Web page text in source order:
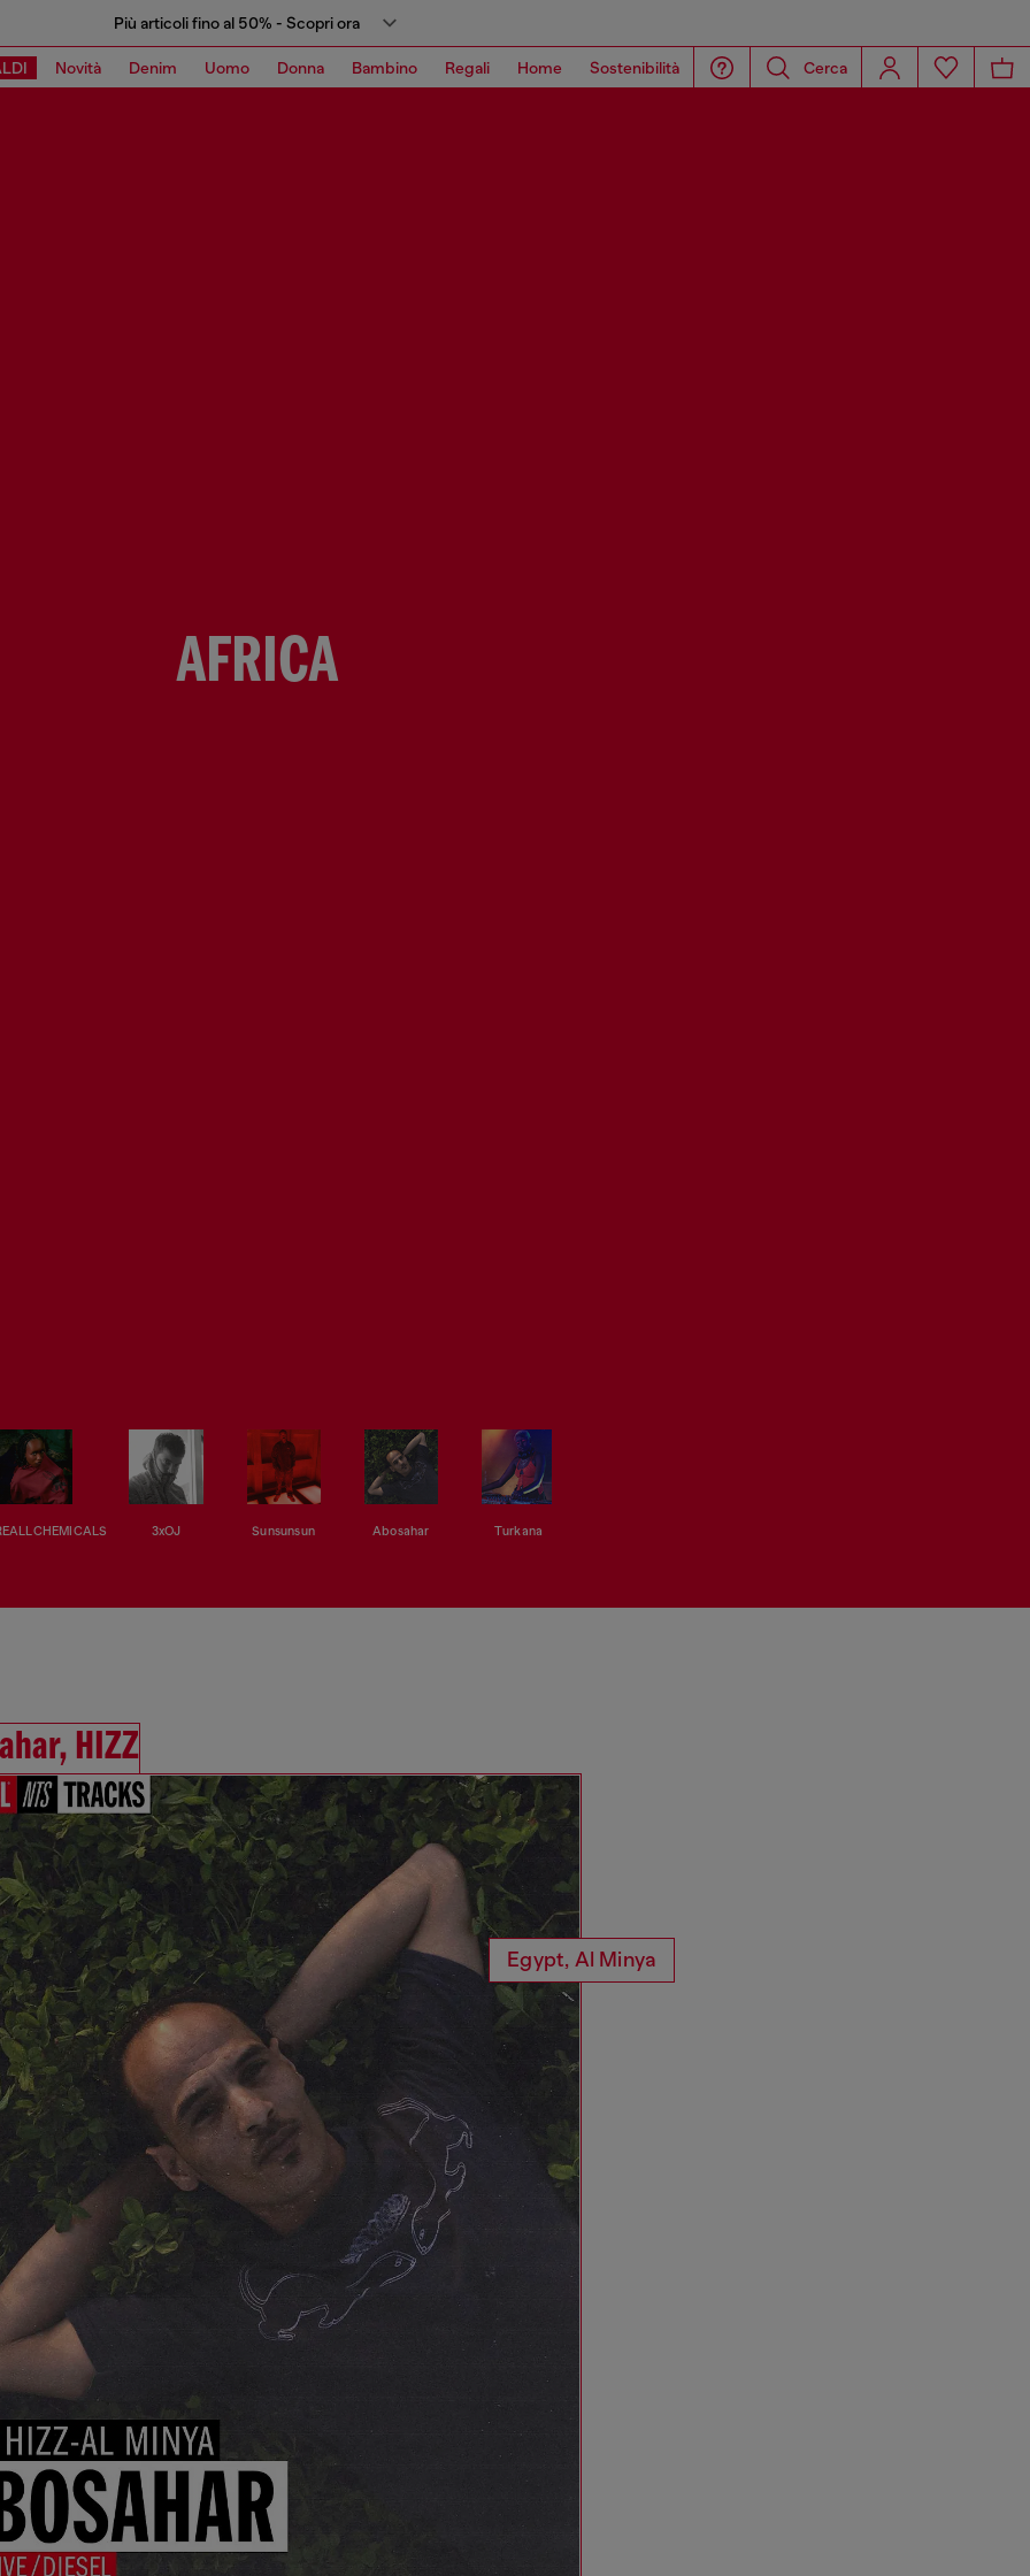
Più articoli fino al 50% - Scopri ora
Novità Denim Uomo Donna Bambino Regali Home Sostenibilità Cerca
AFRICA
3xOJ Sunsunsun Abosahar Turkana
HIZZ
Egypt, Al Minya